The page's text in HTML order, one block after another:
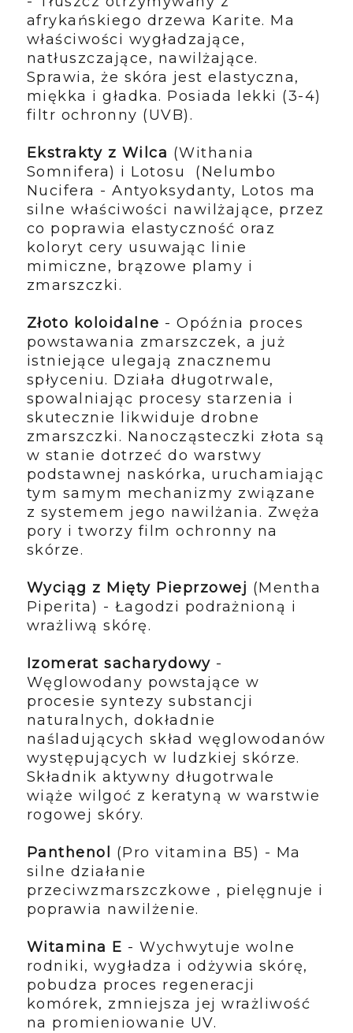
afrykańskiego drzewa Karite. Ma
właściwości wygładzające,
natłuszczające, nawilżające.
Sprawia, że skóra jest elastyczna,
miękka i gładka. Posiada lekki (3-4)
filtr ochronny (UVB).
Ekstrakty z Wilca (Withania
Somnifera) i Lotosu (Nelumbo
Nucifera - Antyoksydanty, Lotos ma
silne właściwości nawilżające, przez
co poprawia elastyczność oraz
koloryt cery usuwając linie
mimiczne, brązowe plamy i
zmarszczki.
Złoto koloidalne - Opóźnia proces
powstawania zmarszczek, a już
istniejące ulegają znacznemu
spłyceniu. Działa długotrwale,
spowalniając procesy starzenia i
skutecznie likwiduje drobne
zmarszczki. Nanocząsteczki złota są
w stanie dotrzeć do warstwy
podstawnej naskórka, uruchamiając
tym samym mechanizmy związane
z systemem jego nawilżania. Zwęża
pory i tworzy film ochronny na
skórze.
Wyciąg z Mięty Pieprzowej (Mentha
Piperita) - Łagodzi podrażnioną i
wrażliwą skórę.
Izomerat sacharydowy -
Węglowodany powstające w
procesie syntezy substancji
naturalnych, dokładnie
naśladujących skład węglowodanów
występujących w ludzkiej skórze.
Składnik aktywny długotrwale
wiąże wilgoć z keratyną w warstwie
rogowej skóry.
Panthenol
(Pro vitamina B5) - Ma
silne działanie
przeciwzmarszczkowe , pielęgnuje i
poprawia nawilżenie.
Witamina E - Wychwytuje wolne
rodniki, wygładza i odżywia skórę,
pobudza proces regeneracji
komórek, zmniejsza jej wrażliwość
na promieniowanie UV.